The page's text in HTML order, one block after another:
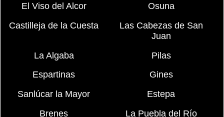
El Viso del Alcor
Osuna
Castilleja de la Cuesta
Las Cabezas de San
Juan
La Algaba
Pilas
Espartinas
Gines
Sanlúcar la Mayor
Estepa
Brenes
La Puebla del Río